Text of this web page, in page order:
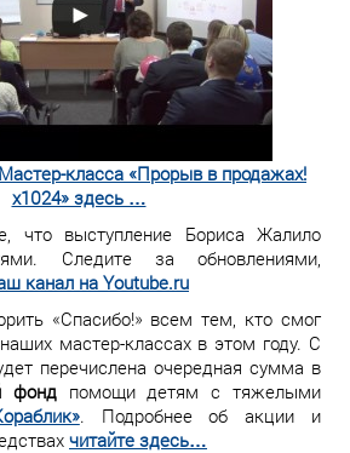
класса «Прорыв в продажах!
x1024» здесь …
что выступление Бориса Жалило
Следите за обновлениями,
канал на Youtube.ru
«Спасибо!» всем тем, кто смог
мастер-классах в этом году. С
перечислена очередная сумма в
фондпомощи детям с тяжелыми
. Подробнее об акции и
читайте здесь…